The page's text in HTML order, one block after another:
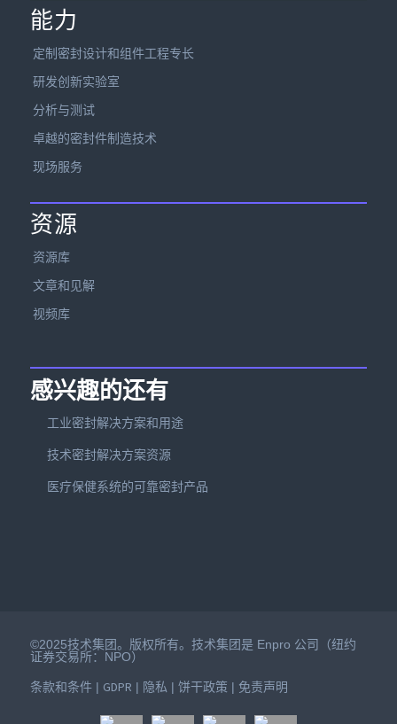
能力
定制密封设计和组件工程专长
研发创新实验室
分析与测试
卓越的密封件制造技术
现场服务
资源
资源库
文章和见解
视频库
感兴趣的还有
工业密封解决方案和用途
技术密封解决方案资源
医疗保健系统的可靠密封产品
©2025技术集团。版权所有。技术集团是 Enpro 公司（纽约
证券交易所：NPO）
条款和条件| GDPR | 隐私 | 饼干政策 | 免责声明